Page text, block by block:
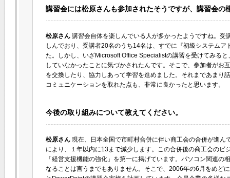
講習会には松原さんも参加されたそうですが、講習会の
松原さん 講習会自体を楽しんでいる人が多かったようですね。受
しんでおり、受講者20名のうち14名は、すでに『初級システム
た。しかし、いざMicrosoft Office Specialistの講習を受けてみる
していなかったことに気づかされたんです。そこで、参加者がお
を交換したり、協力しあって学習を進めました。それまであまり
コミュニケーションを取れた点も、非常に良かったと思います。
今後の取り組みについて教えてください。
松原さん 現在、日本全国で市町村合併に伴い商工会の合併が進
により、１年以内に13まで減少します。この合併後の商工会のビ
「経営支援機能の強化」を第一に掲げています。パソコン関連の
なることは言うまでもありません。そこで、2006年の6月をめど